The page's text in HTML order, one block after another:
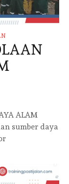
ALAM
sumber daya